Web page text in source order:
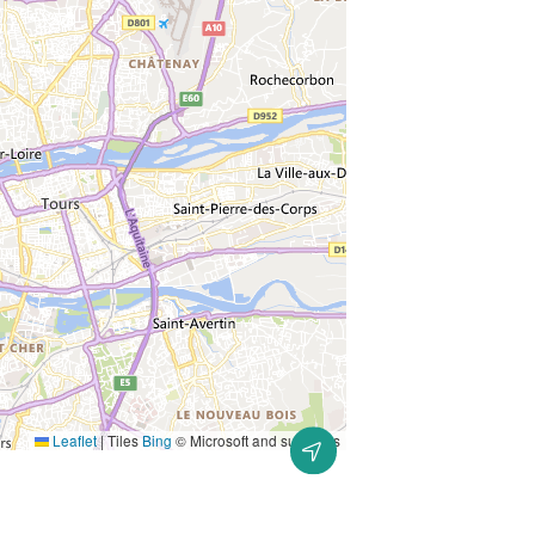
Leaflet|TilesBing © Microsoft and suppliers